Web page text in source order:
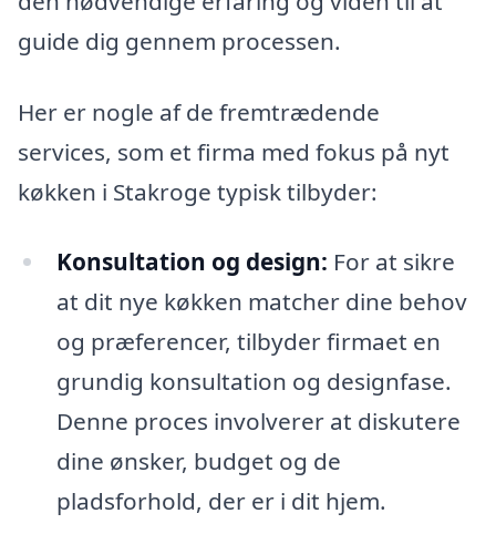
guide dig gennem processen.
Her er nogle af de fremtrædende
services, som et firma med fokus på nyt
køkken i Stakroge typisk tilbyder:
Konsultation og design: For at sikre
at dit nye køkken matcher dine behov
og præferencer, tilbyder firmaet en
grundig konsultation og designfase.
Denne proces involverer at diskutere
dine ønsker, budget og de
pladsforhold, der er i dit hjem.